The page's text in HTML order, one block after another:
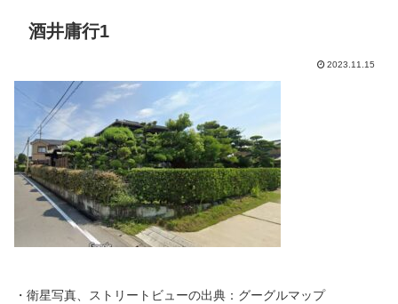
酒井庸行1
2023.11.15
・衛星写真、ストリートビューの出典：グーグルマップ